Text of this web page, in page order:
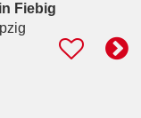
Fiebig